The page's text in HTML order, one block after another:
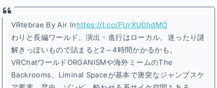
VRtebrae By Air Inhttps://t.co/FUrXU0hdMO
わりと長編ワールド。演出・進行はローカル。迷ったり謎
解きっぽいもので詰まると2～4時間かかるかも。
VRChatワールドORGANISMや海外ミームのThe
Backrooms、Liminal Spaceが基本で唐突なジャンプスケ